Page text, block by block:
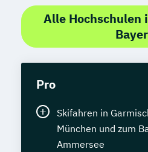
Spezialist*in
Spezialist*in Logistik
Spezialist*in Produktion
Spezialist*in
Spezialist*in für digitale
Spezialist*in für
Management und
Alle Hochschulen
Pro
Skifahren in
München und zum
Ammersee